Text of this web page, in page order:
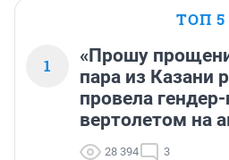
ТОП 5
1
«Прошу
пара из Казани
провела
вертолетом на
28 394 3